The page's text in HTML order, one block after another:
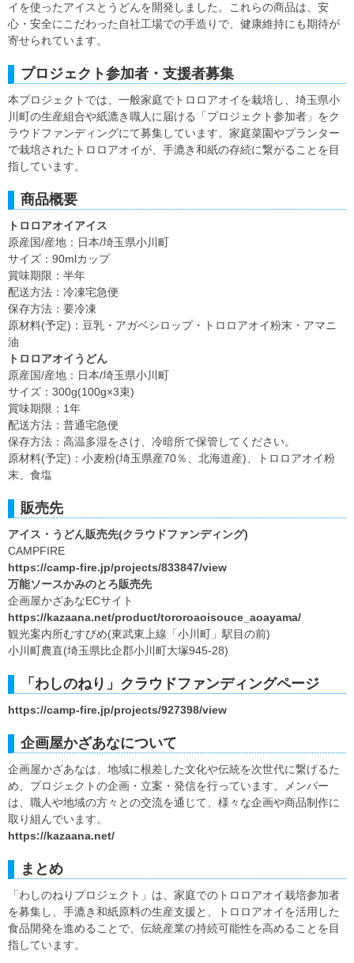
イを使ったアイスとうどんを開発しました。これらの商品は、安
心・安全にこだわった自社工場での手造りで、健康維持にも期待が
寄せられています。
プロジェクト参加者・支援者募集
本プロジェクトでは、一般家庭でトロロアオイを栽培し、埼玉県小
川町の生産組合や紙漉き職人に届ける「プロジェクト参加者」をク
ラウドファンディングにて募集しています。家庭菜園やプランター
で栽培されたトロロアオイが、手漉き和紙の存続に繋がることを目
指しています。
商品概要
トロロアオイアイス
原産国/産地：日本/埼玉県小川町
サイズ：90mlカップ
賞味期限：半年
配送方法：冷凍宅急便
保存方法：要冷凍
原材料(予定)：豆乳・アガベシロップ・トロロアオイ粉末・アマニ
油
トロロアオイうどん
原産国/産地：日本/埼玉県小川町
サイズ：300g(100g×3束)
賞味期限：1年
配送方法：普通宅急便
保存方法：高温多湿をさけ、冷暗所で保管してください。
原材料(予定)：小麦粉(埼玉県産70％、北海道産)、トロロアオイ粉
末、食塩
販売先
アイス・うどん販売先(クラウドファンディング)
CAMPFIRE
https://camp-fire.jp/projects/833847/view
万能ソースかみのとろ販売先
企画屋かざあなECサイト
https://kazaana.net/product/tororoaoisouce_aoayama/
観光案内所むすびめ(東武東上線「小川町」駅目の前)
小川町農直(埼玉県比企郡小川町大塚945-28)
「わしのねり」クラウドファンディングページ
https://camp-fire.jp/projects/927398/view
企画屋かざあなについて
企画屋かざあなは、地域に根差した文化や伝統を次世代に繋げるた
め、プロジェクトの企画・立案・発信を行っています。メンバー
は、職人や地域の方々との交流を通じて、様々な企画や商品制作に
取り組んでいます。
https://kazaana.net/
まとめ
「わしのねりプロジェクト」は、家庭でのトロロアオイ栽培参加者
を募集し、手漉き和紙原料の生産支援と、トロロアオイを活用した
食品開発を進めることで、伝統産業の持続可能性を高めることを目
指しています。